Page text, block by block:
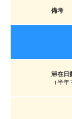
（半